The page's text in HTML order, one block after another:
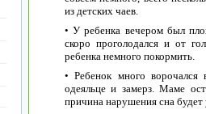
из детских чаев.
• У ребенка вечером был
скоро проголодался и от
ребенка немного покормить.
• Ребенок много
одеяльце и замерз. Маме
причина нарушения сна будет